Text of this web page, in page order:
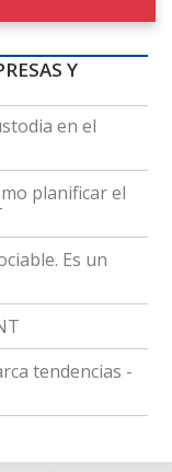
Y
en el
planificar el
Es un
tendencias -